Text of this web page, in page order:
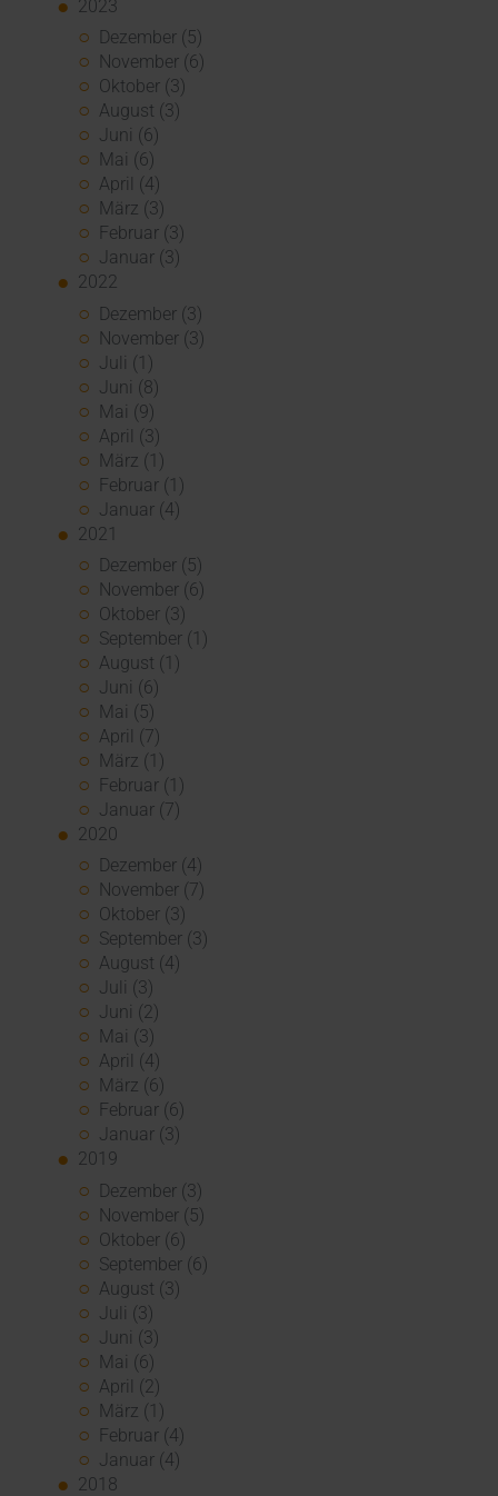
2023
Dezember (5)
November (6)
Oktober (3)
August (3)
Juni (6)
Mai (6)
April (4)
März (3)
Februar (3)
Januar (3)
2022
Dezember (3)
November (3)
Juli (1)
Juni (8)
Mai (9)
April (3)
März (1)
Februar (1)
Januar (4)
2021
Dezember (5)
November (6)
Oktober (3)
September (1)
August (1)
Juni (6)
Mai (5)
April (7)
März (1)
Februar (1)
Januar (7)
2020
Dezember (4)
November (7)
Oktober (3)
September (3)
August (4)
Juli (3)
Juni (2)
Mai (3)
April (4)
März (6)
Februar (6)
Januar (3)
2019
Dezember (3)
November (5)
Oktober (6)
September (6)
August (3)
Juli (3)
Juni (3)
Mai (6)
April (2)
März (1)
Februar (4)
Januar (4)
2018